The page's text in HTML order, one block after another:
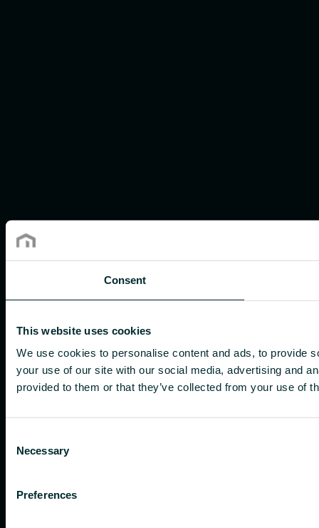
Consent
This website uses cookies
We use cookies to personalise content and ads, to provide
your use of our site with our social media, advertising and
provided to them or that they’ve collected from your use of
Selection
Necessary
Preferences